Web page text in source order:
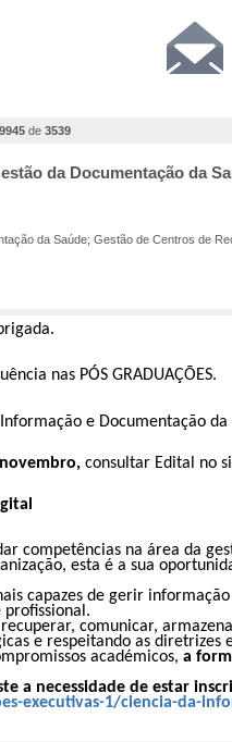
de 3539
da Documentação da
da Saúde; Gestão de Centros de
nas PÓS GRADUAÇÕES.
e Documentação da
, consultar Edital no
competências na área da
esta é a sua
capazes de gerir
comunicar,
e respeitando as diretrizes
académicos, a
a necessidade de estar
executivas-1/ciencia-da-